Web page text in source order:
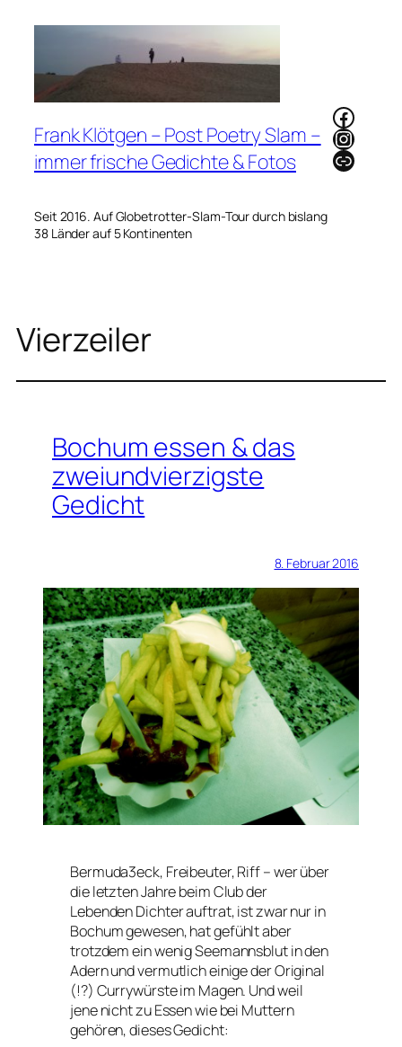
Frank Klötgen – Post Poetry Slam –
immer frische Gedichte & Fotos
Seit 2016. Auf Globetrotter-Slam-Tour durch bislang
38 Länder auf 5 Kontinenten
Link
Vierzeiler
Bochum essen & das
zweiundvierzigste
Gedicht
8. Februar 2016
Bermuda3eck, Freibeuter, Riff – wer über
die letzten Jahre beim Club der
Lebenden Dichter auftrat, ist zwar nur in
Bochum gewesen, hat gefühlt aber
trotzdem ein wenig Seemannsblut in den
Adern und vermutlich einige der Original
(!?) Currywürste im Magen. Und weil
jene nicht zu Essen wie bei Muttern
gehören, dieses Gedicht: